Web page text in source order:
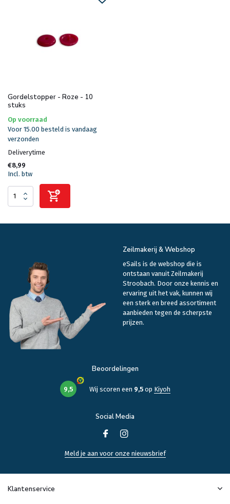
Gordelstopper - Roze - 10
stuks
Op voorraad
Voor 15.00 besteld is vandaag
verzonden
Deliverytime
€8,99
Incl. btw
Zeilmakerij & Webshop
eSails is de webshop die is
ontstaan vanuit Zeilmakerij
Stroobach. Door onze kennis en
ervaring uit het vak, kunnen wij
een sterk en breed assortiment
aanbieden tegen de scherpste
prijzen.
Beoordelingen
9,5 Wij scoren een 9,5op Kiyoh
Social Media
Meld je aan voor onze nieuwsbrief
Klantenservice